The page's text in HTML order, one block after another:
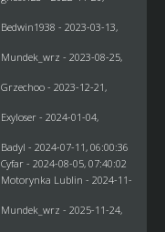
Bedwin1938 - 2023-03-13,
Mundek_wrz - 2023-08-25,
Grzechoo- 2023-12-21,
Exyloser- 2024-01-04,
Badyl - 2024-07-11, 06:00:36
Cyfar- 2024-08-05, 07:40:02
Motorynka Lublin - 2024-11-
Mundek_wrz - 2025-11-24,